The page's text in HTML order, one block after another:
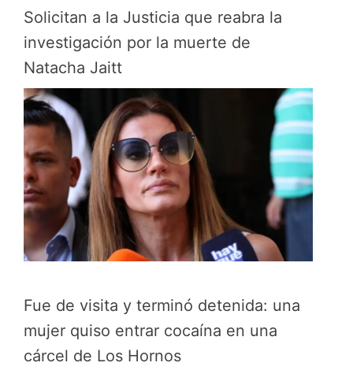
Solicitan a la Justicia que reabra la
investigación por la muerte de
Natacha Jaitt
Fue de visita y terminó detenida: una
mujer quiso entrar cocaína en una
cárcel de Los Hornos